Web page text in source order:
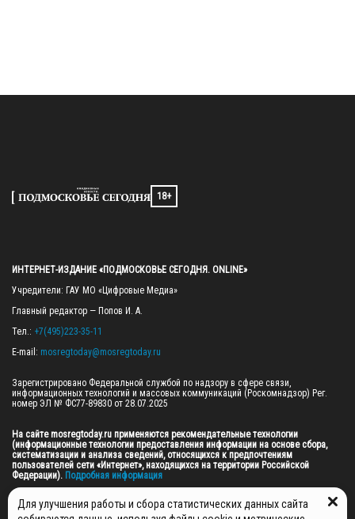
18+
ИНТЕРНЕТ-ИЗДАНИЕ «ПОДМОСКОВЬЕ СЕГОДНЯ. ONLINE»
Учредители: ГАУ МО «Цифровые Медиа»
Главный редактор — Попов И. А.
Тел.: +7(495)223-35-11
E-mail: mosregtoday@mosregtoday.ru
Зарегистрировано Федеральной службой по надзору в сфере связи,
информационных технологий и массовых коммуникаций (Роскомнадзор) Рег.
номер ЭЛ № ФС77-89830 от 28.07.2025
На сайте mosregtoday.ru применяются рекомендательные технологии
(информационные технологии предоставления информации на основе сбора,
систематизации и анализа сведений, относящихся к предпочтениям
пользователей сети «Интернет», находящихся на территории Российской
Федерации). Подробная информация
© 2026 ПРАВА НА ВСЕ МАТЕРИАЛЫ САЙТА ПРИНАДЛЕЖАТ ГАУ МО "ЦИФРОВЫЕ
МЕДИА" (ОГРН: 1255000059467).
Для улучшения работы и сбора статистических данных сайта